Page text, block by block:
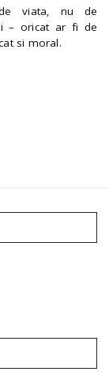
viata, nu de
– oricat ar fi de
si moral.